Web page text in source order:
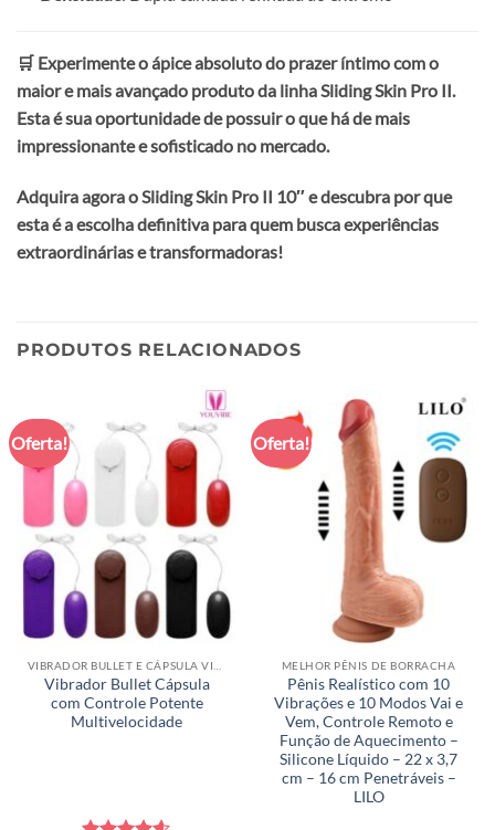
🛒 Experimente o ápice absoluto do prazer íntimo com o
maior e mais avançado produto da linha Sliding Skin Pro II.
Esta é sua oportunidade de possuir o que há de mais
impressionante e sofisticado no mercado.
Adquira agora o Sliding Skin Pro II 10″ e descubra por que
esta é a escolha definitiva para quem busca experiências
extraordinárias e transformadoras!
PRODUTOS RELACIONADOS
Oferta!
Vibrador Bullet Cápsula
com Controle Potente
Multivelocidade
Oferta!
MELHOR PÊNIS DE BORRACHA
Pênis Realístico com 10
Vibrações e 10 Modos Vai e
Vem, Controle Remoto e
Função de Aquecimento –
Silicone Líquido – 22 x 3,7
cm – 16 cm Penetráveis –
LILO